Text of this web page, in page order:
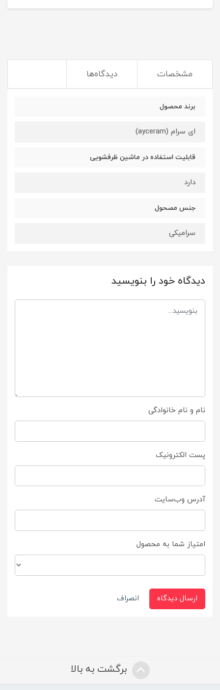
مشخصات دیدگاه‌ها
برند محصول
ای سرام (ayceram)
قابلیت استفاده در ماشین ظرفشویی
دارد
جنس مصحول
سرامیکی
دیدگاه خود را بنویسید
نام و نام خانوادگی
پست الکترونیک
آدرس وب‌سایت
امتیاز شما به محصول
ارسال دیدگاه انصراف
برگشت به بالا